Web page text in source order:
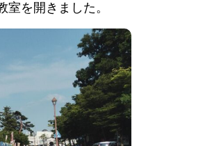
を開きました。